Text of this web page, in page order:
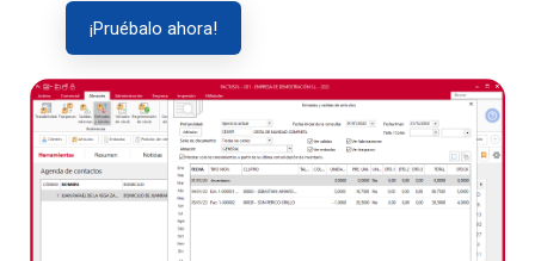
¡Pruébalo ahora!